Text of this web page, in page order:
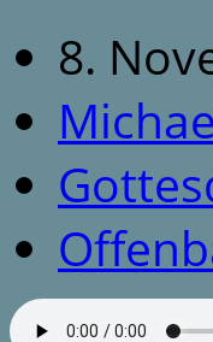
8.